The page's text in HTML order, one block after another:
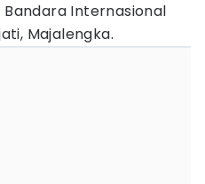
Internasional
Majalengka.